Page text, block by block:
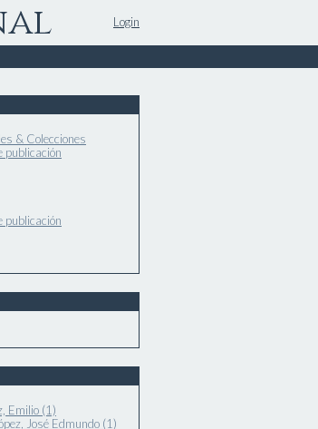
Login
& Colecciones
publicación
publicación
Emilio (1)
José Edmundo (1)